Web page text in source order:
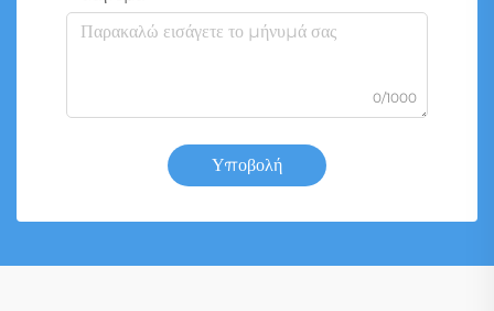
0/1000
Υποβολή